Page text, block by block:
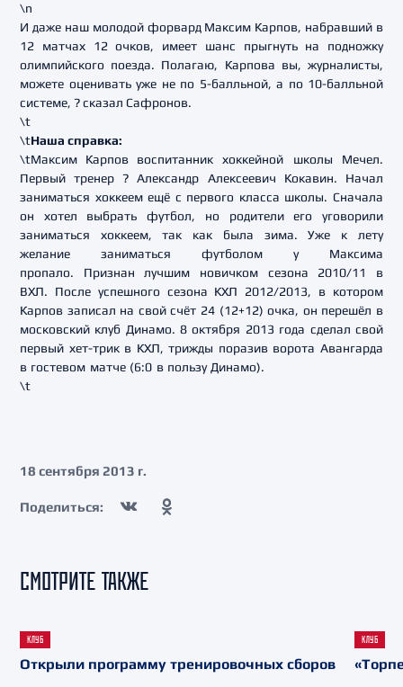
\n
И даже наш молодой форвард Максим Карпов, набравший в
12 матчах 12 очков, имеет шанс прыгнуть на подножку
олимпийского поезда. Полагаю, Карпова вы, журналисты,
можете оценивать уже не по 5-балльной, а по 10-балльной
системе, ? сказал Сафронов.
\t
\tНаша справка:
\tМаксим Карпов воспитанник хоккейной школы Мечел.
Первый тренер ? Александр Алексеевич Кокавин. Начал
заниматься хоккеем ещё с первого класса школы. Сначала
он хотел выбрать футбол, но родители его уговорили
заниматься хоккеем, так как была зима. Уже к лету
желание заниматься футболом у Максима
пропало. Признан лучшим новичком сезона 2010/11 в
ВХЛ. После успешного сезона КХЛ 2012/2013, в котором
Карпов записал на свой счёт 24 (12+12) очка, он перешёл в
московский клуб Динамо. 8 октября 2013 года сделал свой
первый хет-трик в КХЛ, трижды поразив ворота Авангарда
в гостевом матче (6:0 в пользу Динамо).
\t
18 сентября 2013 г.
Поделиться:
СМОТРИТЕ ТАКЖЕ
КЛУБ
Открыли программу тренировочных сборов
КЛУБ